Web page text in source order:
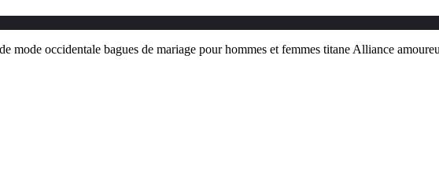
mode occidentale bagues de mariage pour hommes et femmes titane Alliance